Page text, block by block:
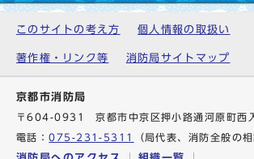
このサイトの考え方 個人情報の取扱い
著作権・リンク等 消防局サイトマップ
京都市消防局
〒604-0931 京都市中京区押小路通河原町
電話：075-231-5311 （局代表、消防全般の